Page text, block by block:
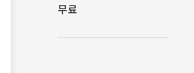
무료